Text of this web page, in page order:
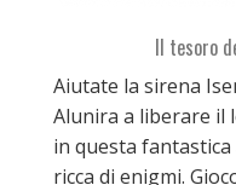
Il tesoro
Aiutate la sirena
Alunira a liberare il
in questa
ricca di enigmi.